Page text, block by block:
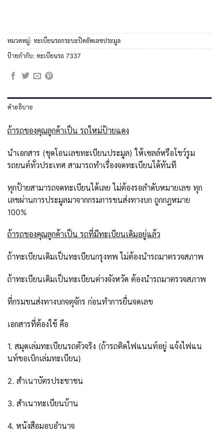
หมวดหมู่: ทะเบียนรถกระบะปิคอัพเลขประมูล
ป้ายกำกับ: ทะเบียนรถ 7337
คำอธิบาย
ถ้ารถของคุณลูกค้าเป็น รถใหม่ป้ายแดง
นำเอกสาร (ชุดโอนเลขทะเบียนประมูล) ให้เซลล์หรือโชว์รูม
รถยนต์ทั่วประเทศ สามารถทำเรื่องจดทะเบียนได้ทันที
ทุกป้ายสามารถจดทะเบียนได้เลย ไม่ต้องรอลำดับหมายเลข ทุก
เลขผ่านการประมูลมาจากกรมการขนส่งทางบก ถูกกฎหมาย
100%
ถ้ารถของคุณลูกค้าเป็น รถที่มีทะเบียนเดิมอยู่แล้ว
ถ้าทะเบียนเดิมเป็นทะเบียนกรุงทพ ไม่ต้องนำรถมาตรวจสภาพ
ถ้าทะเบียนเดิมเป็นทะเบียนต่างจังหวัด ต้องนำรถมาตรวจสภาพ
ที่กรมขนส่งทางบกจตุจักร ก่อนทำการยื่นจดเลข
เอกสารที่ต้องใช้ คือ
1. สมุดเล่มทะเบียนรถตัวจริง (ถ้ารถติดไฟแนนท์อยู่ แจ้งไฟแน
นท์ขอเบิกเล่มทะเบียน)
2. สำเนาบัตรประชาชน
3. สำเนาทะเบียนบ้าน
4. หนังสือมอบอำนาจ